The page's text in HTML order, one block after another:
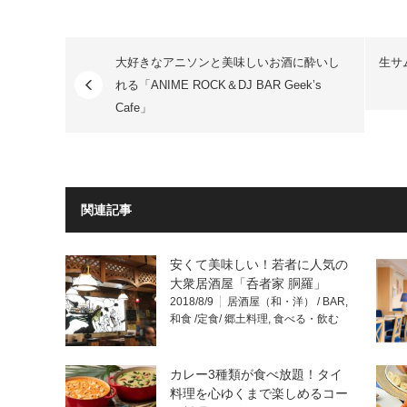
大好きなアニソンと美味しいお酒に酔いし
れる「ANIME ROCK＆DJ BAR Geek’s
Cafe」
生サ
関連記事
安くて美味しい！若者に人気の
大衆居酒屋「呑者家 胴羅」
2018/8/9 居酒屋（和・洋） / BAR
和食 /定食/ 郷土料理 食べる・飲む
カレー3種類が食べ放題！タイ
料理を心ゆくまで楽しめるコー